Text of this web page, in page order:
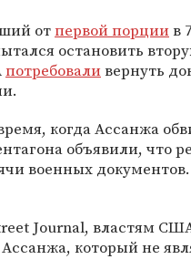
отпервой порциив
остановить
потребоваливернуть
когда Ассанжа
объявили, что
военных
Journal, властям
который не